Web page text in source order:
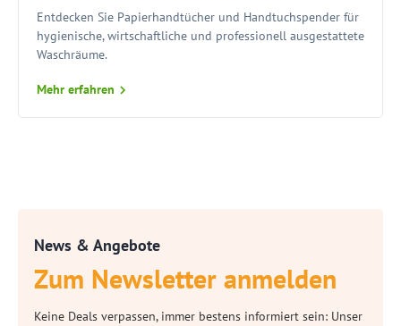
Entdecken Sie Papierhandtücher und Handtuchspender für
hygienische, wirtschaftliche und professionell ausgestattete
Waschräume.
Mehr erfahren
News & Angebote
Zum Newsletter anmelden
Keine Deals verpassen, immer bestens informiert sein: Unser